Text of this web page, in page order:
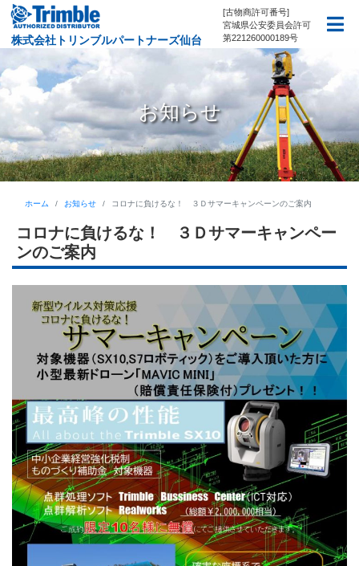
株式会社トリンブルパートナーズ仙台
[古物商許可番号]
宮城県公安委員会許可
第221260000189号
お知らせ
ホーム お知らせ コロナに負けるな！ ３Ｄサマーキャンペーンのご案内
コロナに負けるな！ ３Ｄサマーキャンペー
ンのご案内